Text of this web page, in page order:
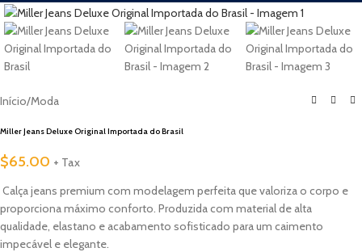
Início/Moda
Miller Jeans Deluxe Original Importada do Brasil
$65.00 + Tax
Calça jeans premium com modelagem perfeita que valoriza o corpo e
proporciona máximo conforto. Produzida com material de alta
qualidade, elastano e acabamento sofisticado para um caimento
impecável e elegante.